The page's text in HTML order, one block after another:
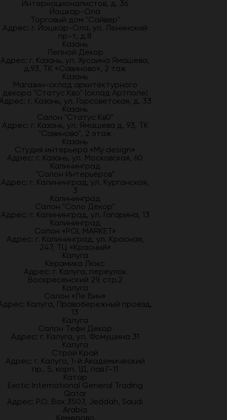
Интернационалистов, д. 36
Йошкар-Ола
Торговый дом "Сайвер"
Адрес: г. Йошкар-Ола, ул. Ленинский
пр-т, д.8
Казань
Лепной Декор
Адрес: г. Казань, ул. Хусаина Ямашева,
д.93, ТК «Савиново», 2 таж
Казань
Магазин-склад архитектурного
декора "Статус Кво" (склад Артполе)
г. Казань, ул. Горсоветская, д. 33
Казань
Салон "Статус Кв0"
Адрес: г. Казань, ул. Ямашева д. 93, ТК
"Савиново", 2 этаж
Казань
Студия интерьера «My design»
Адрес: г. Казань, ул. Московская, 60
Калининград
"Салон Интерьеров"
Адрес: г. Калининград, ул. Курганская,
3
Калининград
Салон "Соло Декор"
Адрес: г. Калининград, ул. Гагарина, 13
Калининград
Салон «POL MARKET»
Адрес: г. Калининград, ул. Красная,
247, ТЦ «Красный»
Калуга
Керамика Люкс
Адрес: г. Калуга, переулок
Воскресенский 29, стр.2
Калуга
Салон «Ле Вин»
Калуга, Правобережный проезд,
13
Калуга
Салон Тефи Декор
Адрес: г. Калуга, ул. Фомушина 31
Калуга
Строй Край
Адрес: г. Калуга, 1-й Академический
пр., 5, корп. 1Д, пав Г-11
Катар
Exotic International General Trading
Qatar
Адрес: P.O. Box 3507, Jeddah, Saudi
Arabia
Кемерово